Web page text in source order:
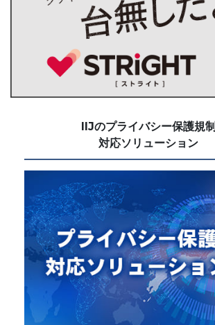
IIJのプライバシー保護規制
対応ソリューション